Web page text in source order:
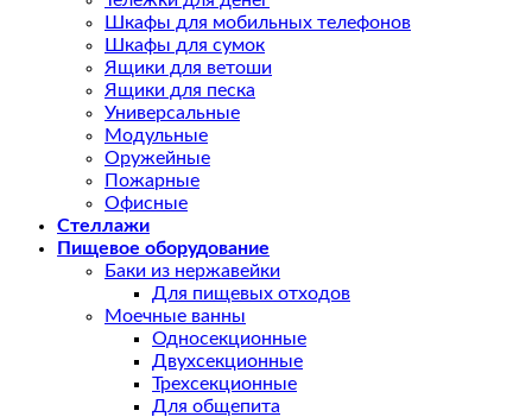
Шкафы для мобильных телефонов
Шкафы для сумок
Ящики для ветоши
Ящики для песка
Универсальные
Модульные
Оружейные
Пожарные
Офисные
Стеллажи
Пищевое оборудование
Баки из нержавейки
Для пищевых отходов
Моечные ванны
Односекционные
Двухсекционные
Трехсекционные
Для общепита